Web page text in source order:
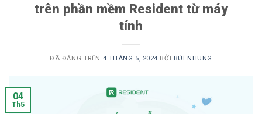
trên phần mềm Resident từ máy
tính
ĐÃ ĐĂNG TRÊN 4 THÁNG 5, 2024 BỞI BÙI NHUNG
04
Th5